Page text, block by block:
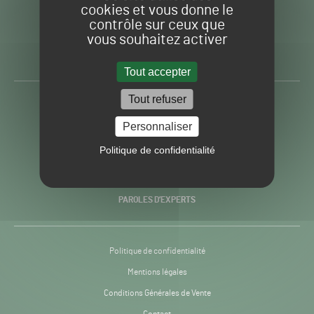
cookies et vous donne le
contrôle sur ceux que
vous souhaitez activer
Tout accepter
Tout refuser
Personnaliser
Politique de confidentialité
Gazon
Sport
H24
-
Toute l’info autour du
PRATIQUES
PAROLES D’EXPERTS
Politique de confidentialité
Mentions légales
Conditions Générales de Vente